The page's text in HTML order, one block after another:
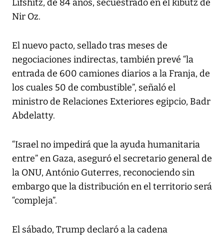
Lifshitz, de 84 años, secuestrado en el kibutz de
Nir Oz.
El nuevo pacto, sellado tras meses de
negociaciones indirectas, también prevé “la
entrada de 600 camiones diarios a la Franja, de
los cuales 50 de combustible”, señaló el
ministro de Relaciones Exteriores egipcio, Badr
Abdelatty.
“Israel no impedirá que la ayuda humanitaria
entre” en Gaza, aseguró el secretario general de
la ONU, António Guterres, reconociendo sin
embargo que la distribución en el territorio será
“compleja”.
El sábado, Trump declaró a la cadena